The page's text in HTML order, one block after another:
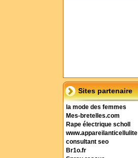
Sites partenaire
la mode des femmes
Mes-bretelles.com
Rape électrique scholl
www.appareilanticellulite
consultant seo
Br1o.fr